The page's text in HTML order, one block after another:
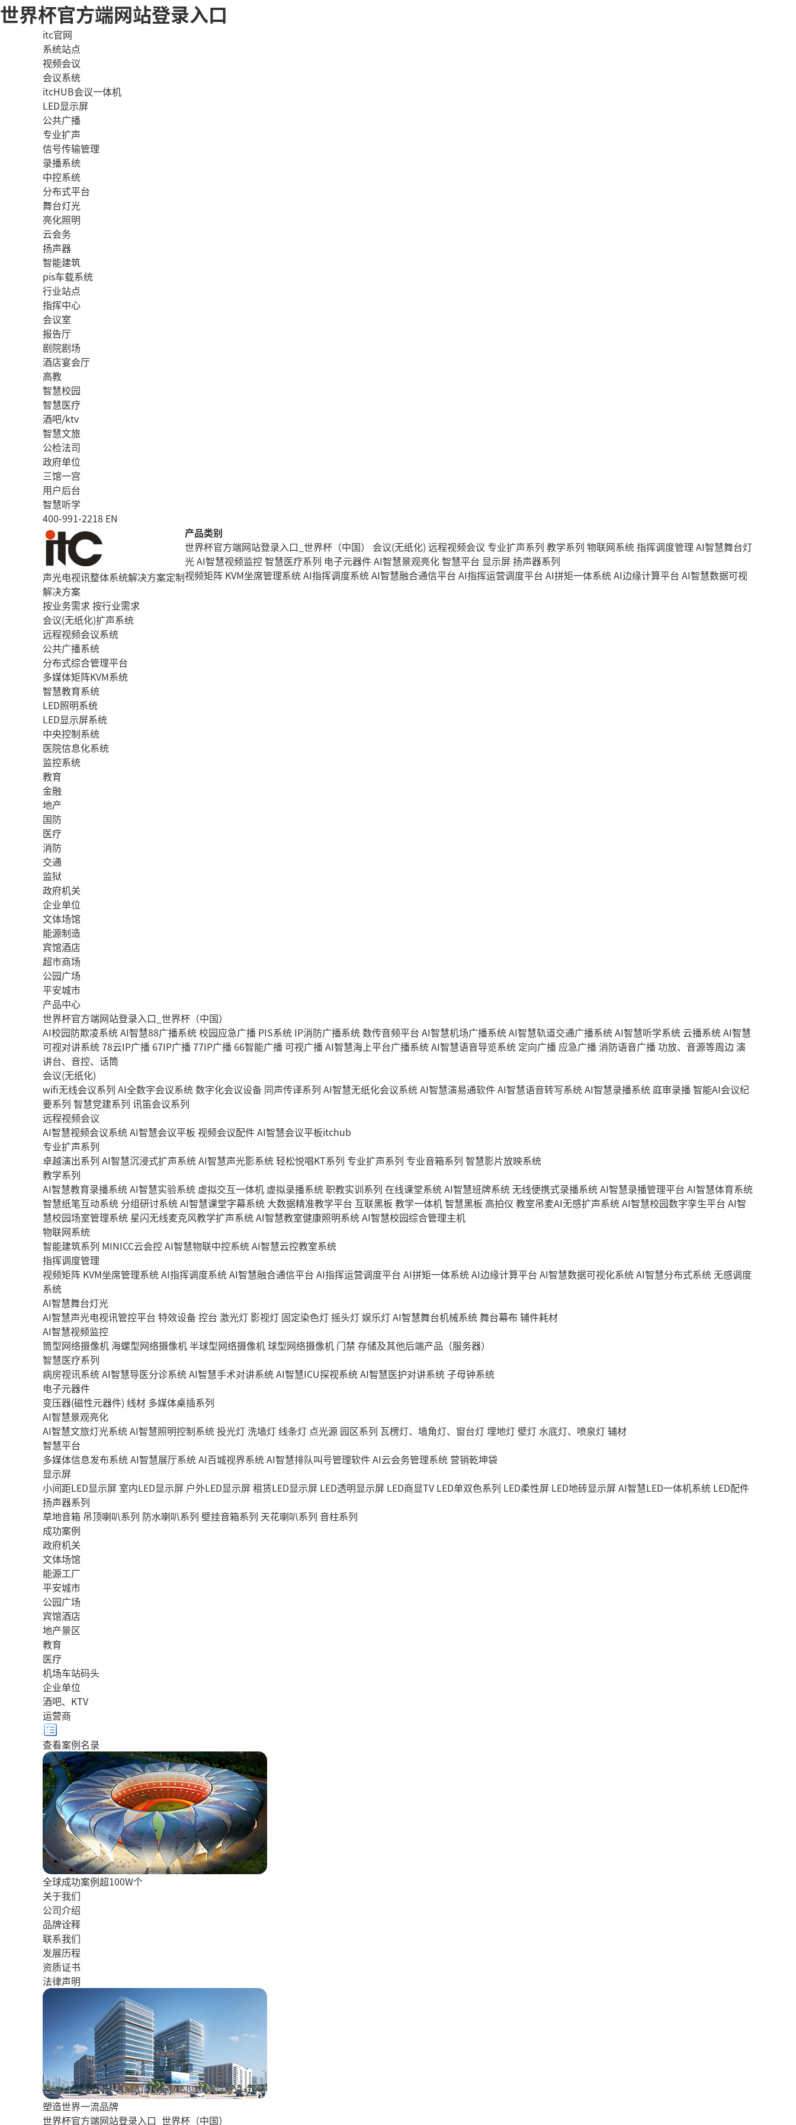
世界杯官方端网站登录入口
itc官网
系统站点
视频会议
会议系统
itcHUB会议一体机
LED显示屏
公共广播
专业扩声
信号传输管理
录播系统
中控系统
分布式平台
舞台灯光
亮化照明
云会务
扬声器
智能建筑
pis车载系统
行业站点
指挥中心
会议室
报告厅
剧院剧场
酒店宴会厅
高教
智慧校园
智慧医疗
酒吧/ktv
智慧文旅
公检法司
政府单位
三馆一宫
用户后台
智慧听学
400-991-2218 EN
声光电视讯整体系统解决方案定制
解决方案
按业务需求按行业需求
会议(无纸化)扩声系统
远程视频会议系统
公共广播系统
分布式综合管理平台
多媒体矩阵KVM系统
智慧教育系统
LED照明系统
LED显示屏系统
中央控制系统
医院信息化系统
监控系统
教育
金融
地产
国防
医疗
消防
交通
监狱
政府机关
企业单位
文体场馆
能源制造
宾馆酒店
超市商场
公园广场
平安城市
产品中心
世界杯官方端网站登录入口_世界杯（中国）
AI校园防欺凌系统AI智慧88广播系统校园应急广播 PIS系统 IP消防广播系统数传音频平台 AI智慧机场广播系统AI智慧轨道交通广播系统AI智慧听学系统 云播系统AI智慧
可视对讲系统78云IP广播 67IP广播77IP广播 66智能广播 可视广播AI智慧海上平台广播系统AI智慧语音导览系统 定向广播 应急广播消防语音广播功放、音源等周边演
讲台、音控、话筒
会议(无纸化)
wifi无线会议系列 AI全数字会议系统数字化会议设备 同声传译系列 AI智慧无纸化会议系统AI智慧演易通软件AI智慧语音转写系统AI智慧录播系统 庭审录播智能AI会议纪
要系列 智慧党建系列 讯笛会议系列
远程视频会议
AI智慧视频会议系统AI智慧会议平板 视频会议配件AI智慧会议平板itchub
专业扩声系列
卓越演出系列 AI智慧沉浸式扩声系统AI智慧声光影系统轻松悦唱KT系列 专业扩声系列 专业音箱系列 智慧影片放映系统
教学系列
AI智慧教育录播系统AI智慧实验系统 虚拟交互一体机 虚拟录播系统职教实训系列 在线课堂系统AI智慧班牌系统无线便携式录播系统AI智慧录播管理平台 AI智慧体育系统
智慧纸笔互动系统 分组研讨系统AI智慧课堂字幕系统 大数据精准教学平台 互联黑板 教学一体机智慧黑板 高拍仪 教室吊麦AI无感扩声系统AI智慧校园数字孪生平台 AI智
慧校园场室管理系统 星闪无线麦克风教学扩声系统AI智慧教室健康照明系统AI智慧校园综合管理主机
物联网系统
智能建筑系列 MINICC云会控AI智慧物联中控系统AI智慧云控教室系统
指挥调度管理
视频矩阵 KVM坐席管理系统AI指挥调度系统AI智慧融合通信平台 AI指挥运营调度平台 AI拼矩一体系统AI边缘计算平台 AI智慧数据可视化系统AI智慧分布式系统无感调度
系统
AI智慧舞台灯光
AI智慧声光电视讯管控平台 特效设备控台 激光灯 影视灯 固定染色灯摇头灯娱乐灯AI智慧舞台机械系统舞台幕布 辅件耗材
AI智慧视频监控
筒型网络摄像机 海螺型网络摄像机半球型网络摄像机球型网络摄像机 门禁 存储及其他后端产品（服务器）
智慧医疗系列
病房视讯系统AI智慧导医分诊系统AI智慧手术对讲系统AI智慧ICU探视系统AI智慧医护对讲系统子母钟系统
电子元器件
变压器(磁性元器件) 线材 多媒体桌插系列
AI智慧景观亮化
AI智慧文旅灯光系统AI智慧照明控制系统投光灯洗墙灯线条灯 点光源 园区系列 瓦楞灯、墙角灯、窗台灯埋地灯壁灯水底灯、喷泉灯辅材
智慧平台
多媒体信息发布系统AI智慧展厅系统AI百城视界系统AI智慧排队叫号管理软件AI云会务管理系统 营销乾坤袋
显示屏
小间距LED显示屏 室内LED显示屏 户外LED显示屏租赁LED显示屏 LED透明显示屏 LED商显TV LED单双色系列 LED柔性屏 LED地砖显示屏AI智慧LED一体机系统 LED配件
扬声器系列
草地音箱 吊顶喇叭系列 防水喇叭系列 壁挂音箱系列 天花喇叭系列 音柱系列
成功案例
政府机关
文体场馆
能源工厂
平安城市
公园广场
宾馆酒店
地产景区
教育
医疗
机场车站码头
企业单位
酒吧、KTV
运营商
查看案例名录
全球成功案例超100W个
关于我们
公司介绍
品牌诠释
联系我们
发展历程
资质证书
法律声明
塑造世界一流品牌
世界杯官方端网站登录入口_世界杯（中国）
产品类别
世界杯官方端网站登录入口_世界杯（中国） 会议(无纸化) 远程视频会议 专业扩声系列 教学系列 物联网系统指挥调度管理 AI智慧舞台灯
光AI智慧视频监控智慧医疗系列 电子元器件AI智慧景观亮化智慧平台 显示屏扬声器系列
视频矩阵 KVM坐席管理系统AI指挥调度系统AI智慧融合通信平台 AI指挥运营调度平台 AI拼矩一体系统AI边缘计算平台 AI智慧数据可视